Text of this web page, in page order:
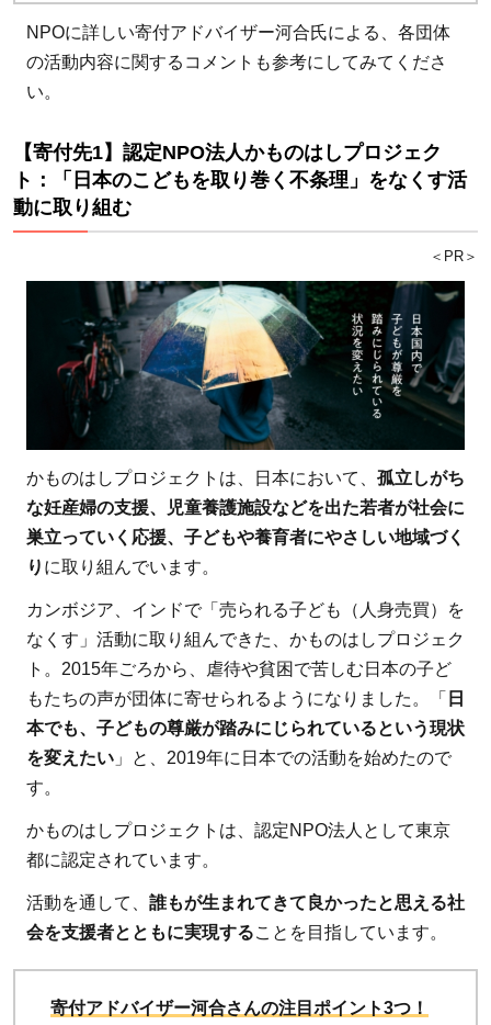
認定
NPO
ッジ
フォ
ース
児童
養護
施設
のい
まが
分か
る情
報を
発信
2.4
【寄付先
4】認定
NPO法人
CAPNA：
日本で3
番目の民
付先
5】
認定
NPO
ンド
NPOに詳しい寄付アドバイザー河合氏による、各団体
の活動内容に関するコメントも参考にしてみてくださ
い。
【寄付先1】認定NPO法人かものはしプロジェク
ト：「日本のこどもを取り巻く不条理」をなくす活
動に取り組む
＜PR＞
かものはしプロジェクトは、日本において、 孤立しがち
な妊産婦の支援、児童養護施設などを出た若者が社会に
巣立っていく応援、子どもや養育者にやさしい地域づく
り に取り組んでいます。
カンボジア、インドで「売られる子ども（人身売買）を
なくす」活動に取り組んできた、かものはしプロジェク
ト。2015年ごろから、虐待や貧困で苦しむ日本の子ど
もたちの声が団体に寄せられるようになりました。「 日
本でも、子どもの尊厳が踏みにじられているという現状
を変えたい 」と、2019年に日本での活動を始めたので
す。
かものはしプロジェクトは、認定NPO法人として東京
都に認定されています。
活動を通して、 誰もが生まれてきて良かったと思える社
会を支援者とともに実現することを目指しています。
寄付アドバイザー河合さんの注目ポイント3つ！